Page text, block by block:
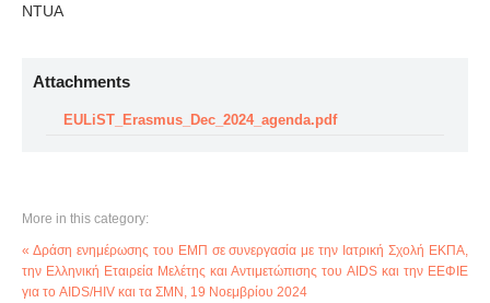
NTUA
Attachments
EULiST_Erasmus_Dec_2024_agenda.pdf
More in this category:
« Δράση ενημέρωσης του ΕΜΠ σε συνεργασία με την Ιατρική Σχολή ΕΚΠΑ,
την Ελληνική Εταιρεία Μελέτης και Αντιμετώπισης του AIDS και την ΕΕΦΙΕ
για το AIDS/HIV και τα ΣΜΝ, 19 Νοεμβρίου 2024